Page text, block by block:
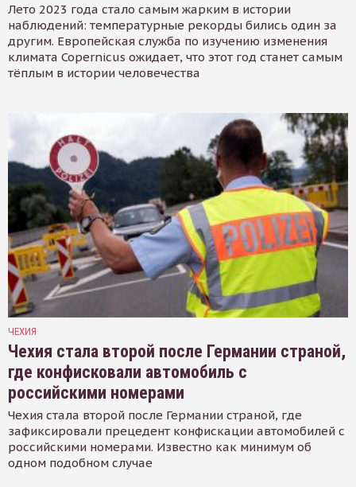
Лето 2023 года стало самым жарким в истории
наблюдений: температурные рекорды бились один за
другим. Европейская служба по изучению изменения
климата Copernicus ожидает, что этот год станет самым
тёплым в истории человечества
ЧЕХИЯ
Чехия стала второй после Германии страной,
где конфисковали автомобиль с
российскими номерами
Чехия стала второй после Германии страной, где
зафиксировали прецедент конфискации автомобилей с
российскими номерами. Известно как минимум об
одном подобном случае